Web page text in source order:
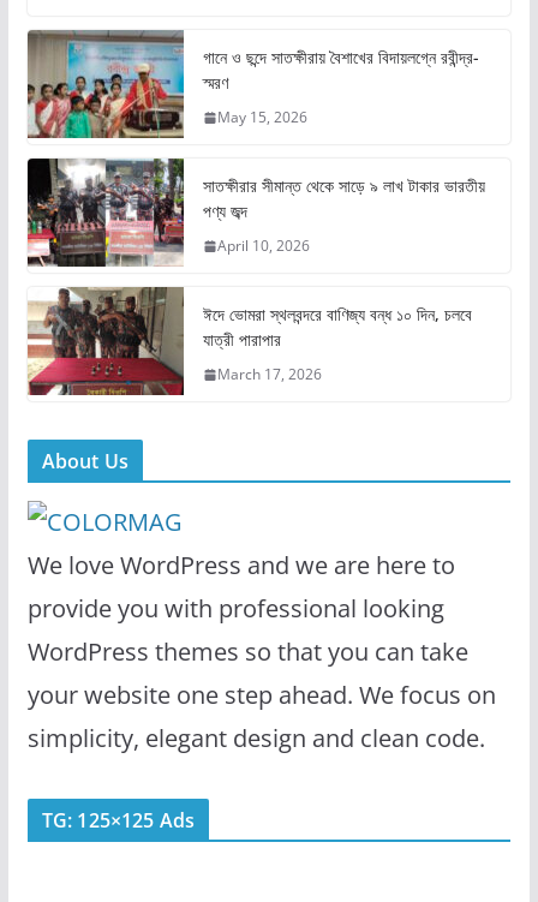
c
e
b
o
o
k
st
o
d
o
n
e
গানে ও ছন্দে সাতক্ষীরায় বৈশাখের বিদায়লগ্নে রবীন্দ্র-
স্মরণ
May 15, 2026
সাতক্ষীরার সীমান্ত থেকে সাড়ে ৯ লাখ টাকার ভারতীয়
পণ্য জব্দ
April 10, 2026
ঈদে ভোমরা স্থলবন্দরে বাণিজ্য বন্ধ ১০ দিন, চলবে
যাত্রী পারাপার
March 17, 2026
About Us
We love WordPress and we are here to
provide you with professional looking
WordPress themes so that you can take
your website one step ahead. We focus on
simplicity, elegant design and clean code.
TG: 125×125 Ads